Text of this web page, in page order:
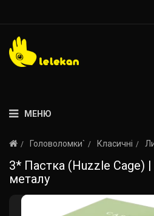
МЕНЮ
Головоломки` Класичні
3* Пастка (Huzzle Cage)
металу